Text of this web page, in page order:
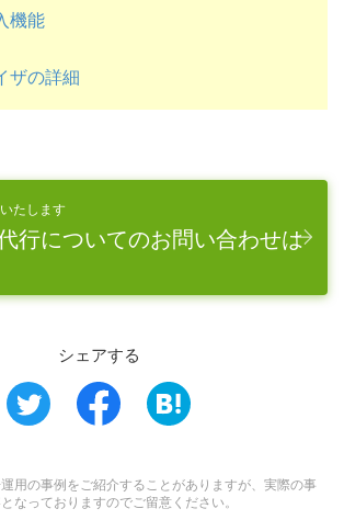
機能
ザの詳細
たします
行についてのお問い合わせは
シェアする
用の事例をご紹介することがありますが、実際の事
なっておりますのでご留意ください。